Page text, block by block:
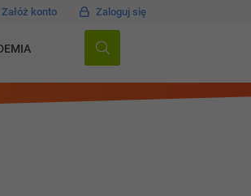
Załóż konto Zaloguj się